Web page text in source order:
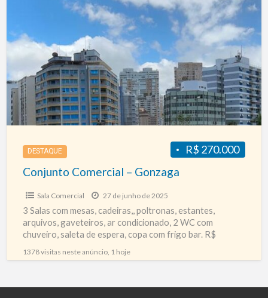
–
Gonzaga
DESTAQUE R$ 270.000
Conjunto Comercial – Gonzaga
Sala Comercial 27 de junho de 2025
3 Salas com mesas, cadeiras,, poltronas, estantes,
arquivos, gaveteiros, ar condicionado, 2 WC com
chuveiro, saleta de espera, copa com frigo bar. R$
1378 visitas neste anúncio, 1 hoje